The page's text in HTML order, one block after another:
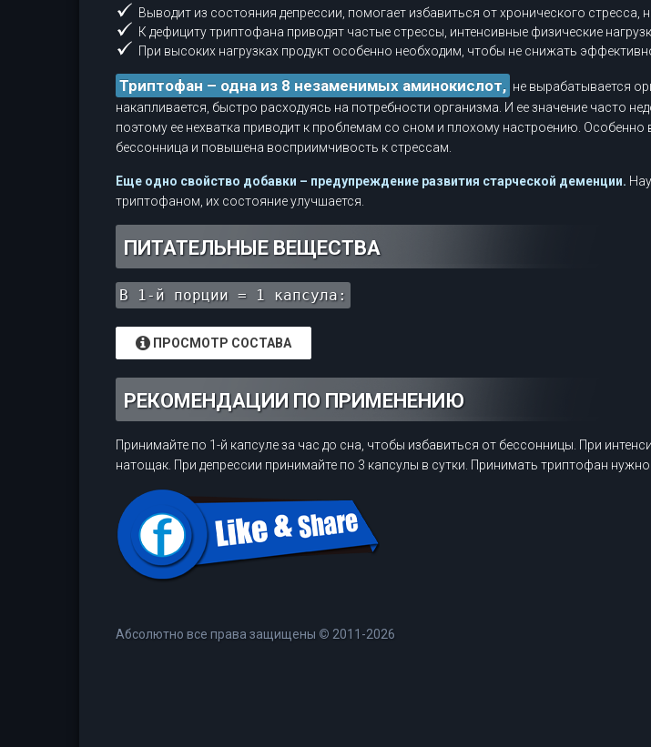
Выводит из состояния депрессии, помогает избавиться от хронического стресса,
К дефициту триптофана приводят частые стрессы, интенсивные физические
При высоких нагрузках продукт особенно необходим, чтобы не снижать
Триптофан – одна из 8 незаменимых аминокислот, не вырабатывается
накапливается, быстро расходуясь на потребности организма. И ее значение часто
поэтому ее нехватка приводит к проблемам со сном и плохому настроению.
бессонница и повышена восприимчивость к стрессам.
Еще одно свойство добавки – предупреждение развития старческой деменции.
триптофаном, их состояние улучшается.
ПИТАТЕЛЬНЫЕ ВЕЩЕСТВА
В 1-й порции = 1 капсула:
ПРОСМОТР СОСТАВА
РЕКОМЕНДАЦИИ ПО ПРИМЕНЕНИЮ
Принимайте по 1-й капсуле за час до сна, чтобы избавиться от бессонницы. При
натощак. При депрессии принимайте по 3 капсулы в сутки. Принимать триптофан
Абсолютно все права защищены © 2011-2026